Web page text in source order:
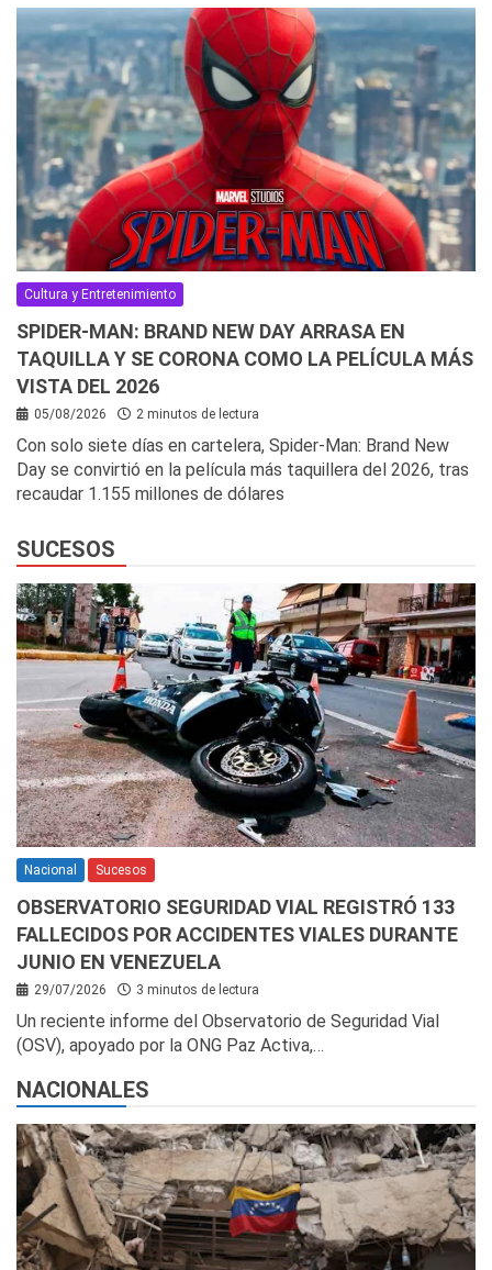
Cultura y Entretenimiento
SPIDER-MAN: BRAND NEW DAY ARRASA EN
TAQUILLA Y SE CORONA COMO LA PELÍCULA MÁS
VISTA DEL 2026
05/08/2026 2 minutos de lectura
Con solo siete días en cartelera, Spider-Man: Brand New
Day se convirtió en la película más taquillera del 2026, tras
recaudar 1.155 millones de dólares
SUCESOS
Nacional Sucesos
OBSERVATORIO SEGURIDAD VIAL REGISTRÓ 133
FALLECIDOS POR ACCIDENTES VIALES DURANTE
JUNIO EN VENEZUELA
29/07/2026 3 minutos de lectura
Un reciente informe del Observatorio de Seguridad Vial
(OSV), apoyado por la ONG Paz Activa,…
NACIONALES